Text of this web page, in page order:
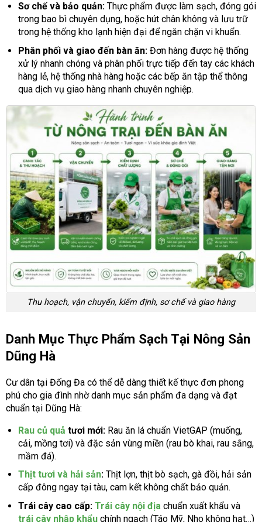
Sơ chế và bảo quản:Thực phẩm được làm sạch, đóng gói
trong bao bì chuyên dụng, hoặc hút chân không và lưu trữ
trong hệ thống kho lạnh hiện đại để ngăn chặn vi khuẩn.
Phân phối và giao đến bàn ăn:Đơn hàng được hệ thống
xử lý nhanh chóng và phân phối trực tiếp đến tay các khách
hàng lẻ, hệ thống nhà hàng hoặc các bếp ăn tập thể thông
qua dịch vụ giao hàng nhanh chuyên nghiệp.
Thu hoạch, vận chuyển, kiểm định, sơ chế và giao hàng
Danh Mục Thực Phẩm Sạch Tại Nông Sản
Dũng Hà
Cư dân tại Đống Đa có thể dễ dàng thiết kế thực đơn phong
phú cho gia đình nhờ danh mục sản phẩm đa dạng và đạt
chuẩn tại Dũng Hà:
Rau củ quả tươi mới:Rau ăn lá chuẩn VietGAP (muống,
cải, mồng tơi) và đặc sản vùng miền (rau bò khai, rau sắng,
mầm đá).
Thịt tươi và hải sản:Thịt lợn, thịt bò sạch, gà đồi, hải sản
cấp đông ngay tại tàu, cam kết không chất bảo quản.
Trái cây cao cấp: Trái cây nội địa chuẩn xuất khẩu và
trái cây nhập khẩu chính ngạch (Táo Mỹ, Nho không hạt…)